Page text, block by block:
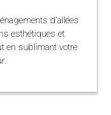
d’allées
esthétiques et
en sublimant votre